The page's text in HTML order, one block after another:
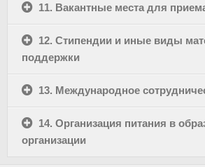
11. Вакантные места для
12. Стипендии и иные виды
поддержки
13. Международное
14. Организация питания в
организации